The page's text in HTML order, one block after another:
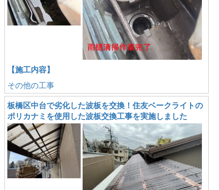
【施工内容】
その他の工事
板橋区中台で劣化した波板を交換！住友ベークライトの
ポリカナミを使用した波板交換工事を実施しました